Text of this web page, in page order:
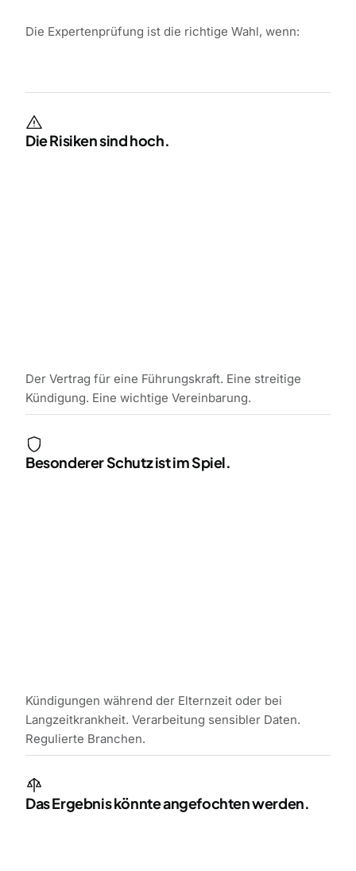
Die Expertenprüfung ist die richtige Wahl, wenn:
Die Risiken sind hoch.
Der Vertrag für eine Führungskraft. Eine streitige
Kündigung. Eine wichtige Vereinbarung.
Besonderer Schutz ist im Spiel.
Kündigungen während der Elternzeit oder bei
Langzeitkrankheit. Verarbeitung sensibler Daten.
Regulierte Branchen.
Das Ergebnis könnte angefochten werden.